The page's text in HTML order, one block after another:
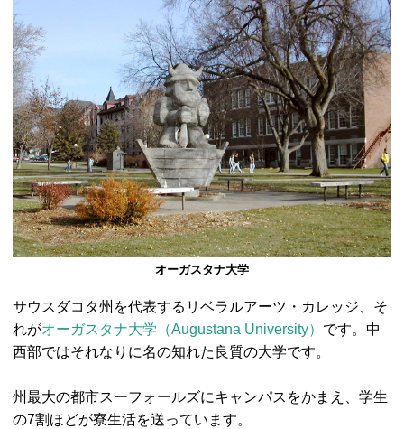
オーガスタナ大学
サウスダコタ州を代表するリベラルアーツ・カレッジ、そ
れがオーガスタナ大学（Augustana University） です。中
西部ではそれなりに名の知れた良質の大学です。
州最大の都市スーフォールズにキャンパスをかまえ、学生
の7割ほどが寮生活を送っています。